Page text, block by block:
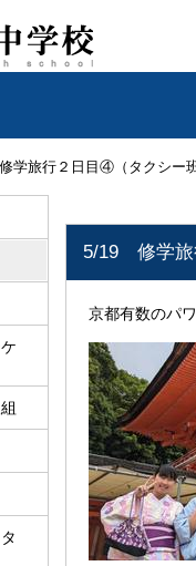
学旅行２日目④（タクシー班
5/19 修学旅
京都有数のパ